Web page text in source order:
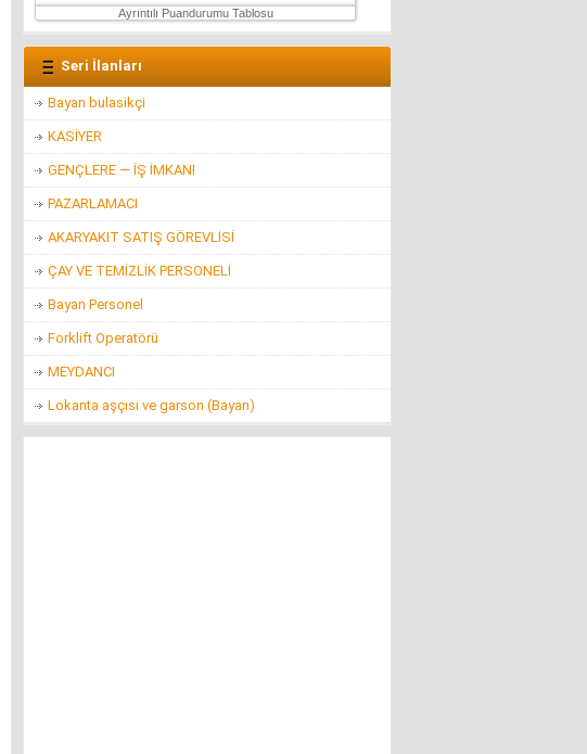
Ayrıntılı Puandurumu Tablosu
Seri İlanları
Bayan bulasikçi
KASİYER
GENÇLERE — İŞ İMKANI
PAZARLAMACI
AKARYAKIT SATIŞ GÖREVLİSİ
ÇAY VE TEMİZLİK PERSONELİ
Bayan Personel
Forklift Operatörü
MEYDANCI
Lokanta aşçısı ve garson (Bayan)